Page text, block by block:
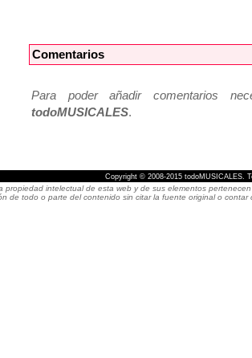
Comentarios
Para poder añadir comentarios
todoMUSICALES.
Copyright © 2008-2015 todoMUSICALES.
propiedad intelectual de esta web y de sus elementos
de todo o parte del contenido sin citar la fuente original o